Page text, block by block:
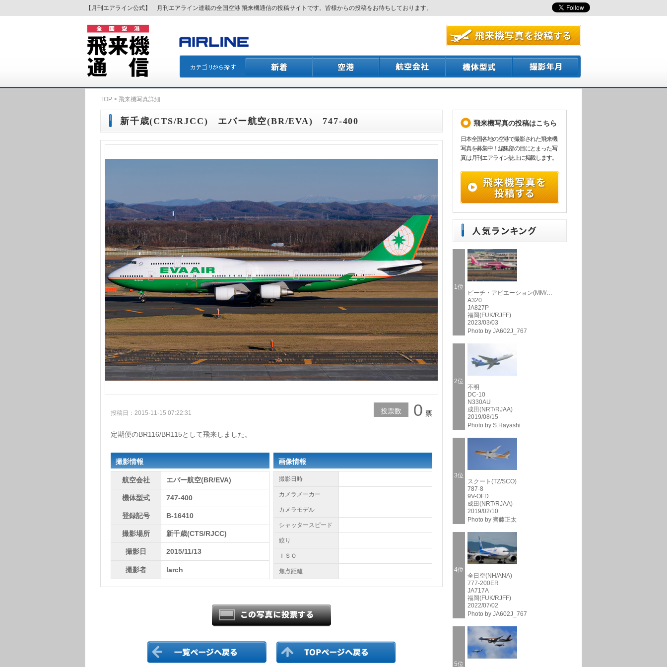
【月刊エアライン公式】 月刊エアライン連載の全国空港 飛来機通信の投稿サイトです。皆様からの投稿をお待ちしております。
TOP > 飛来機写真詳細
新千歳(CTS/RJCC) エバー航空(BR/EVA) 747-400
投稿日：2015-11-15 07:22:31 投票数 0 票
定期便のBR116/BR115として飛来しました。
撮影情報
航空会社 エバー航空(BR/EVA)
機体型式 747-400
登録記号 B-16410
撮影場所 新千歳(CTS/RJCC)
撮影日 2015/11/13
撮影者 larch
画像情報
撮影日時
カメラメーカー
カメラモデル
シャッタースピード
絞り
ＩＳＯ
焦点距離
飛来機写真の投稿はこちら
日本全国各地の空港で撮影された飛来機
写真を募集中！編集部の目にとまった写
真は月刊エアライン誌上に掲載します。
1位
ピーチ・アビエーション(MM/…
A320
JA827P
福岡(FUK/RJFF)
2023/03/03
Photo by JA602J_767
2位
不明
DC-10
N330AU
成田(NRT/RJAA)
2019/08/15
Photo by S.Hayashi
3位
スクート(TZ/SCO)
787-8
9V-OFD
成田(NRT/RJAA)
2019/02/10
Photo by 齊藤正太
4位
全日空(NH/ANA)
777-200ER
JA717A
福岡(FUK/RJFF)
2022/07/02
Photo by JA602J_767
5位